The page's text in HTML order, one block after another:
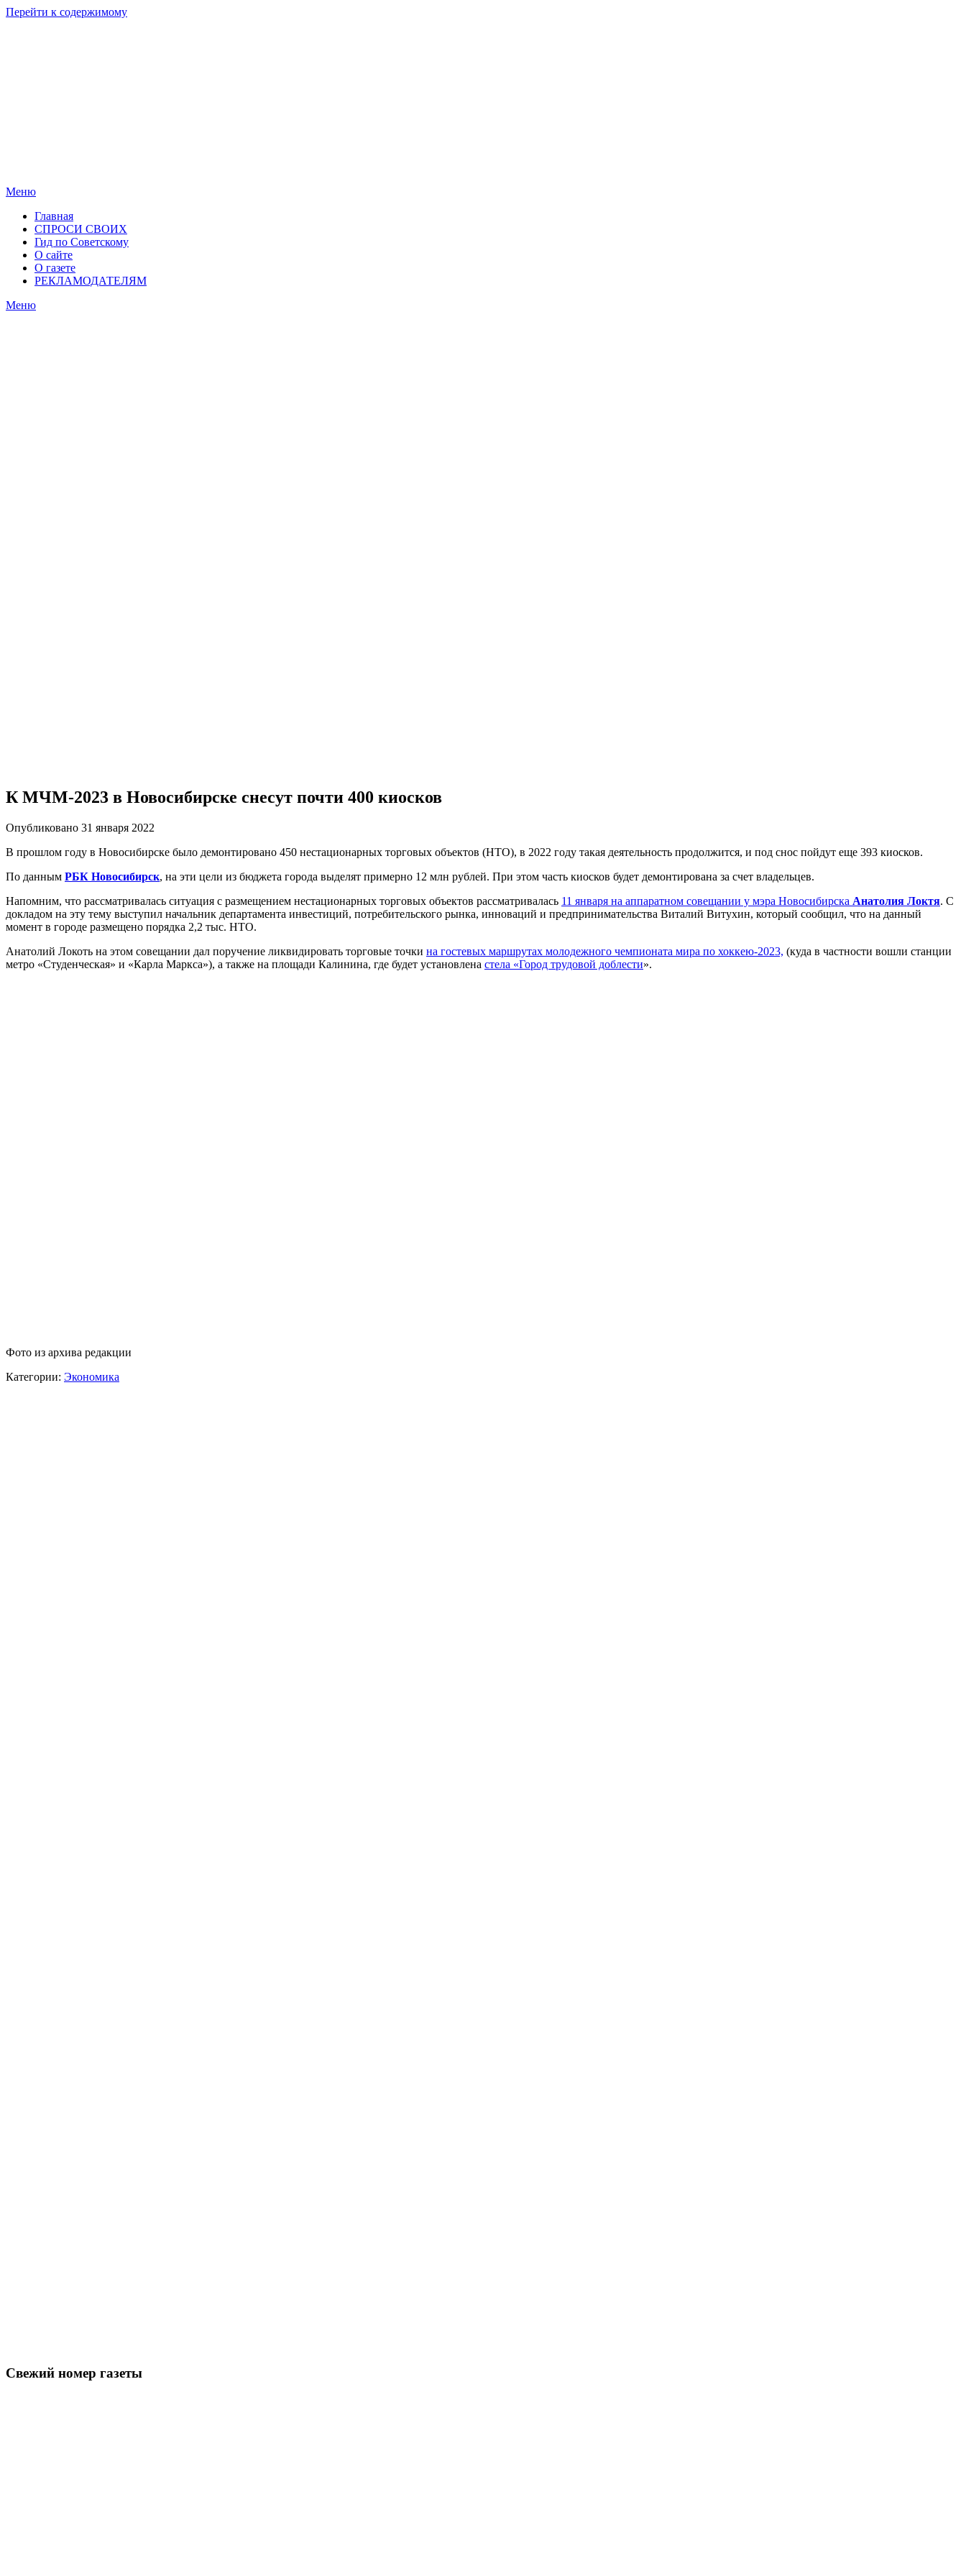
Перейти к содержимому
Меню
Главная
СПРОСИ СВОИХ
Гид по Советскому
О сайте
О газете
РЕКЛАМОДАТЕЛЯМ
Меню
К МЧМ-2023 в Новосибирске снесут почти 400 киосков
Опубликовано 31 января 2022
В прошлом году в Новосибирске было демонтировано 450 нестационарных торговых объектов (НТО), в 2022 году такая деятельность продолжится, и под снос пойдут еще 393 киосков.
По данным РБК Новосибирск, на эти цели из бюджета города выделят примерно 12 млн рублей. При этом часть киосков будет демонтирована за счет владельцев.
Напомним, что рассматривалась ситуация с размещением нестационарных торговых объектов рассматривалась 11 января на аппаратном совещании у мэра Новосибирска Анатолия Локтя. С
докладом на эту тему выступил начальник департамента инвестиций, потребительского рынка, инноваций и предпринимательства Виталий Витухин, который сообщил, что на данный
момент в городе размещено порядка 2,2 тыс. НТО.
Анатолий Локоть на этом совещании дал поручение ликвидировать торговые точки на гостевых маршрутах молодежного чемпионата мира по хоккею-2023, (куда в частности вошли станции
метро «Студенческая» и «Карла Маркса»), а также на площади Калинина, где будет установлена стела «Город трудовой доблести».
Фото из архива редакции
Категории: Экономика
Свежий номер газеты